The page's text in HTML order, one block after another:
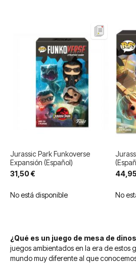
Jurassic Park Funkoverse
Expansión (Español)
31,50 €
No está disponible No
¿Qué es un juego de mesa de
juegos ambientados en la era de estos
mundo muy diferente al que